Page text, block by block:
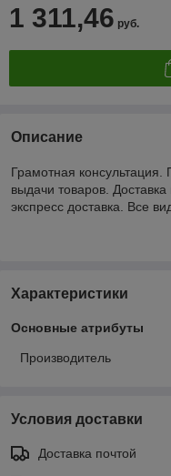
1 311,46 руб.
Описание
Грамотная
выдачи товаров.
экспресс доставка. Все
Характеристики
Основные атрибуты
Производитель
Условия доставки
Доставка почтой